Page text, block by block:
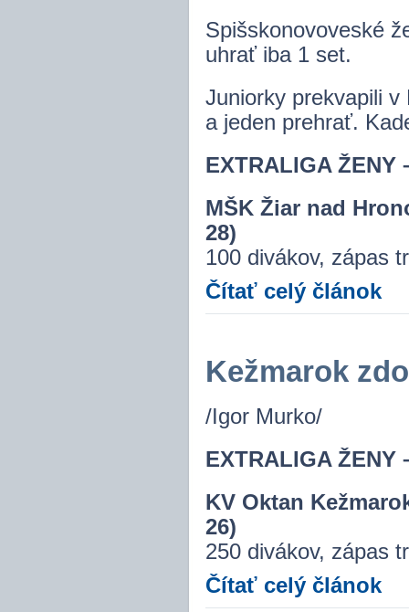
Spišskonovoveské
uhrať iba 1 set.
Juniorky prekvapili
a jeden prehrať.
EXTRALIGA ŽENY
MŠK Žiar nad
28)
100 divákov, zápas
Čítať celý článok
Kežmarok
/Igor Murko/
EXTRALIGA ŽENY
KV Oktan
26)
250 divákov, zápas
Čítať celý článok